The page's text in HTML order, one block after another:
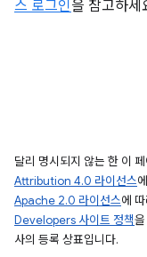
스 로그인을 참고하세
달리 명시되지 않는 한 이
Attribution 4.0 라이선스
Apache 2.0 라이선스에
Developers 사이트 정책
사의 등록 상표입니다.